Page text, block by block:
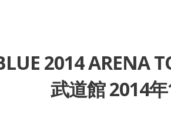
2014 ARENA
武道館 2014